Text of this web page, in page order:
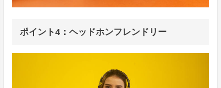
ポイント4：ヘッドホンフレンドリー